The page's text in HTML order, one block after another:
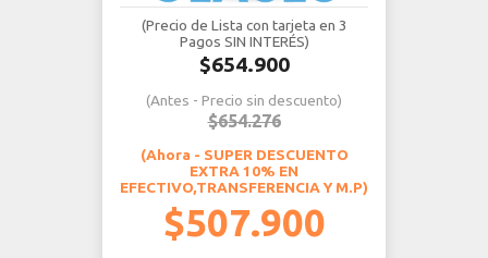
(Precio de Lista con tarjeta en 3
Pagos SIN INTERÉS)
$654.900
(Antes - Precio sin descuento)
$654.276
(Ahora - SUPER DESCUENTO
EXTRA 10% EN
EFECTIVO,TRANSFERENCIA Y M.P)
$507.900